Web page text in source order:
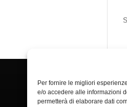
Per fornire le migliori
e/o accedere alle informazioni
permetterà di elaborare dati